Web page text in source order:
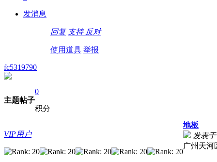
发消息
回复 支持 反对
使用道具 举报
fc5319790
主题帖子
0
积分
VIP用户
地板
发表于
广州天河